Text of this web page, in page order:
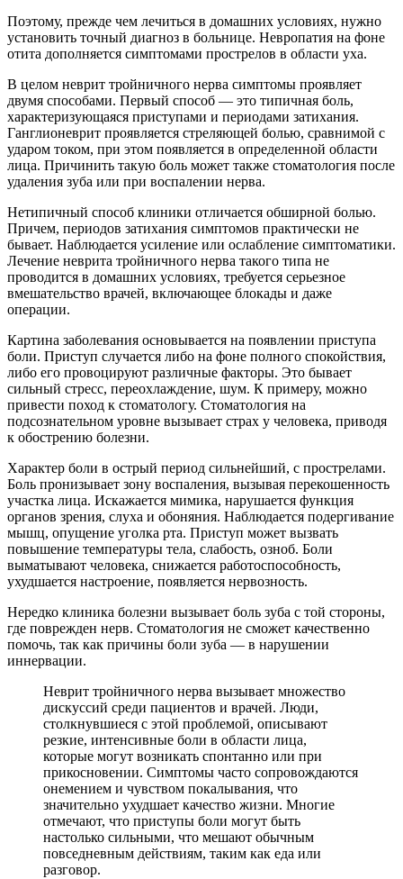
Поэтому, прежде чем лечиться в домашних условиях, нужно
установить точный диагноз в больнице. Невропатия на фоне
отита дополняется симптомами прострелов в области уха.
В целом неврит тройничного нерва симптомы проявляет
двумя способами. Первый способ — это типичная боль,
характеризующаяся приступами и периодами затихания.
Ганглионеврит проявляется стреляющей болью, сравнимой с
ударом током, при этом появляется в определенной области
лица. Причинить такую боль может также стоматология после
удаления зуба или при воспалении нерва.
Нетипичный способ клиники отличается обширной болью.
Причем, периодов затихания симптомов практически не
бывает. Наблюдается усиление или ослабление симптоматики.
Лечение неврита тройничного нерва такого типа не
проводится в домашних условиях, требуется серьезное
вмешательство врачей, включающее блокады и даже
операции.
Картина заболевания основывается на появлении приступа
боли. Приступ случается либо на фоне полного спокойствия,
либо его провоцируют различные факторы. Это бывает
сильный стресс, переохлаждение, шум. К примеру, можно
привести поход к стоматологу. Стоматология на
подсознательном уровне вызывает страх у человека, приводя
к обострению болезни.
Характер боли в острый период сильнейший, с прострелами.
Боль пронизывает зону воспаления, вызывая перекошенность
участка лица. Искажается мимика, нарушается функция
органов зрения, слуха и обоняния. Наблюдается подергивание
мышц, опущение уголка рта. Приступ может вызвать
повышение температуры тела, слабость, озноб. Боли
выматывают человека, снижается работоспособность,
ухудшается настроение, появляется нервозность.
Нередко клиника болезни вызывает боль зуба с той стороны,
где поврежден нерв. Стоматология не сможет качественно
помочь, так как причины боли зуба — в нарушении
иннервации.
Неврит тройничного нерва вызывает множество
дискуссий среди пациентов и врачей. Люди,
столкнувшиеся с этой проблемой, описывают
резкие, интенсивные боли в области лица,
которые могут возникать спонтанно или при
прикосновении. Симптомы часто сопровождаются
онемением и чувством покалывания, что
значительно ухудшает качество жизни. Многие
отмечают, что приступы боли могут быть
настолько сильными, что мешают обычным
повседневным действиям, таким как еда или
разговор.